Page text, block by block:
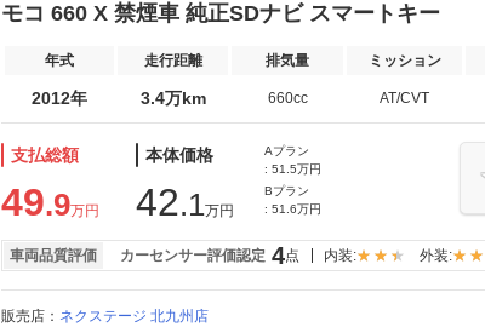
モコ 660 X 禁煙車 純正SDナビ スマートキー
年式 走行距離 排気量 ミッション
2012年 3.4万km 660cc AT/CVT
支払総額
49.9万円
本体価格
42.1万円
Aプラン
: 51.5万円
Bプラン
: 51.6万円
車両品質評価 カーセンサー評価認定 4点 内装: 外装:
販売店： ネクステージ 北九州店